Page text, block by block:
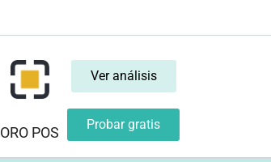
ORO POS
Ver análisis
Probar gratis